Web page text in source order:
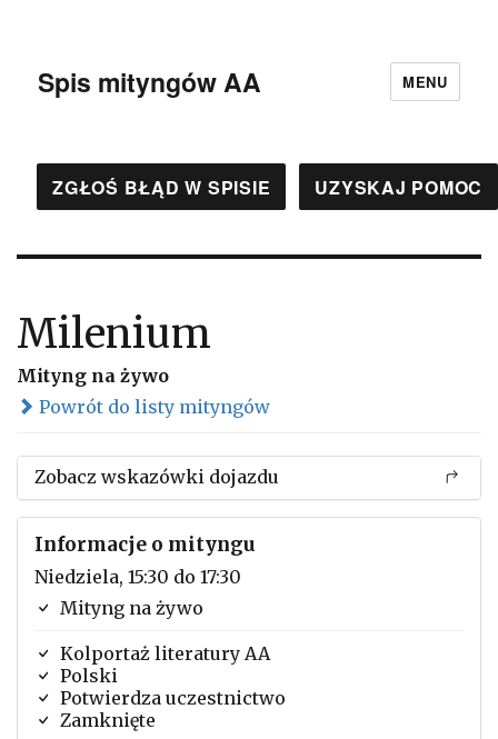
Spis mityngów AA MENU
ZGŁOŚ BŁĄD W SPISIE UZYSKAJ POMOC
Milenium
Mityng na żywo
Powrót do listy mityngów
Zobacz wskazówki dojazdu
Informacje o mityngu
Niedziela, 15:30 do 17:30
Mityng na żywo
Kolportaż literatury AA
Polski
Potwierdza uczestnictwo
Zamknięte